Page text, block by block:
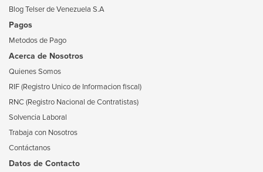
Blog Telser de Venezuela S.A
Pagos
Metodos de Pago
Acerca de Nosotros
Quienes Somos
RIF (Registro Unico de Informacion fiscal)
RNC (Registro Nacional de Contratistas)
Solvencia Laboral
Trabaja con Nosotros
Contáctanos
Datos de Contacto